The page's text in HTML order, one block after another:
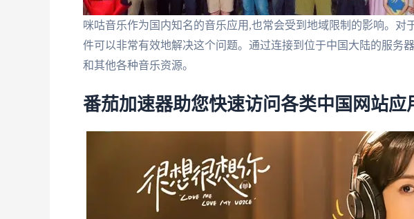
咪咕音乐作为国内知名的音乐应用,也常会受到地域限制的影响。对
件可以非常有效地解决这个问题。通过连接到位于中国大陆的服务
和其他各种音乐资源。
番茄加速器助您快速访问各类中国网站应